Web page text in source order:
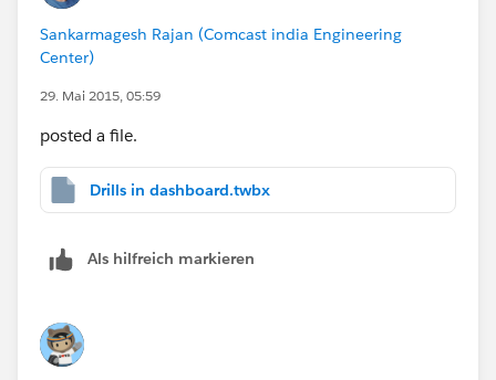
Sankarmagesh Rajan (Comcast india Engineering
Center)
29. Mai 2015, 05:59
posted a file.
Drills in dashboard.twbx
Als hilfreich markieren